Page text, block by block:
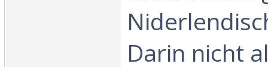
Darin nicht